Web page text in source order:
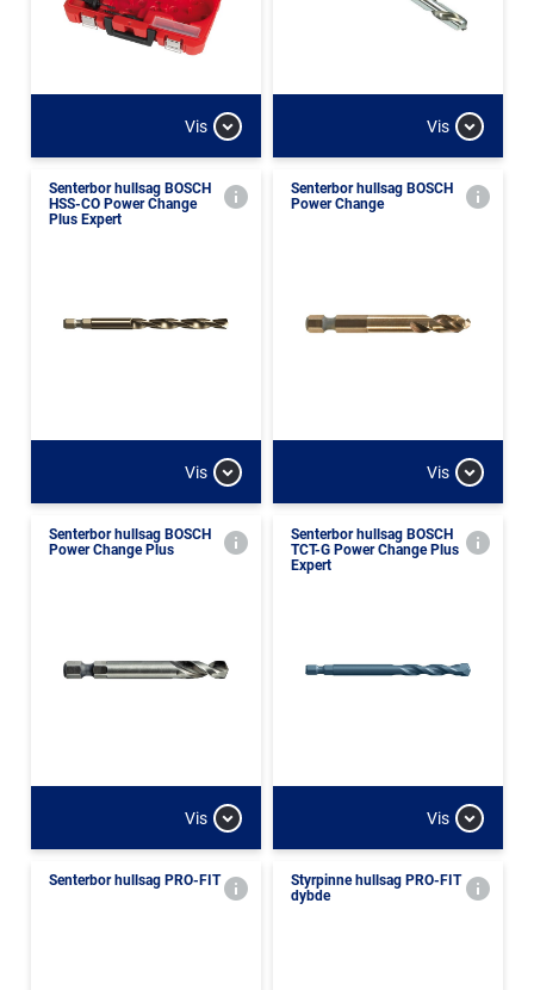
Vis Vis
Senterbor hullsag BOSCH
HSS-CO Power Change
Plus Expert
Vis
Senterbor hullsag BOSCH
Power Change
Vis
Senterbor hullsag BOSCH
Power Change Plus
Vis
Senterbor hullsag BOSCH
TCT-G Power Change Plus
Expert
Vis
Senterbor hullsag PRO-FIT
Styrpinne hullsag PRO-FIT
dybde